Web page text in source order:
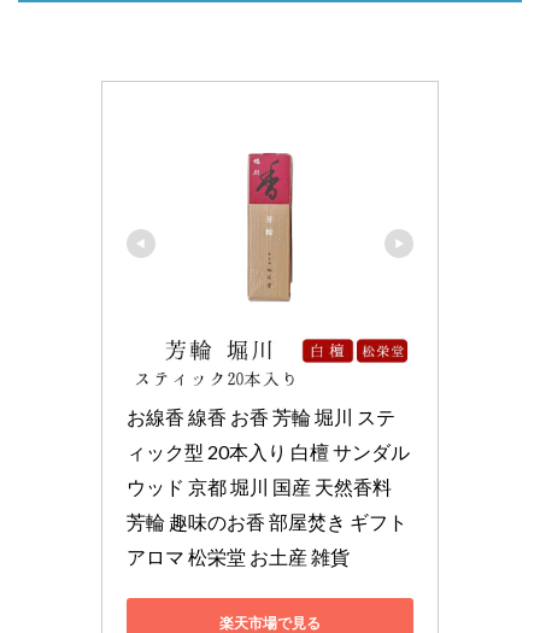
お線香 線香 お香 芳輪 堀川 ステ
ィック型 20本入り 白檀 サンダル
ウッド 京都 堀川 国産 天然香料
芳輪 趣味のお香 部屋焚き ギフト
アロマ 松栄堂 お土産 雑貨
楽天市場で見る